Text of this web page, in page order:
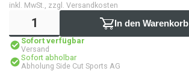
inkl. MwSt., zzgl. Versandkosten
In den Warenkorb
Sofort verfügbar
Versand
Sofort abholbar
Abholung Side Cut Sports AG